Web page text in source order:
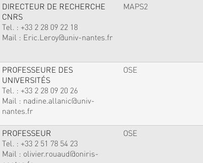
DIRECTEUR DE RECHERCHE
CNRS
Tel. : +33 2 28 09 22 18
Mail : Eric.Leroy@univ-nantes.fr
MAPS2
PROFESSEURE DES
UNIVERSITÉS
Tel. : +33 2 28 09 20 26
Mail : nadine.allanic@univ-
nantes.fr
OSE
PROFESSEUR
Tel. : +33 2 51 78 54 23
Mail : olivier.rouaud@oniris-
OSE